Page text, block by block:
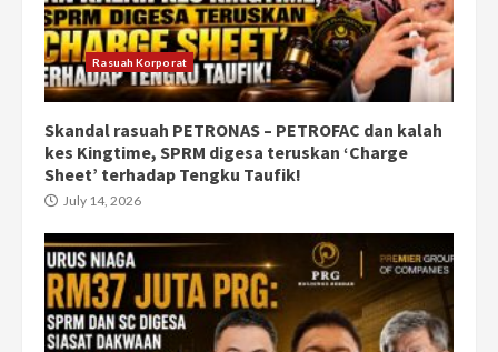
Rasuah Korporat
Skandal rasuah PETRONAS – PETROFAC dan kalah
kes Kingtime, SPRM digesa teruskan ‘Charge
Sheet’ terhadap Tengku Taufik!
July 14, 2026